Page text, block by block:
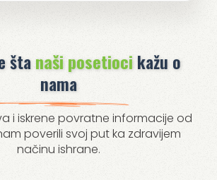
štanaši posetiocikažu o
nama
i iskrene povratne informacije od
poverili svoj put ka zdravijem
načinu ishrane.